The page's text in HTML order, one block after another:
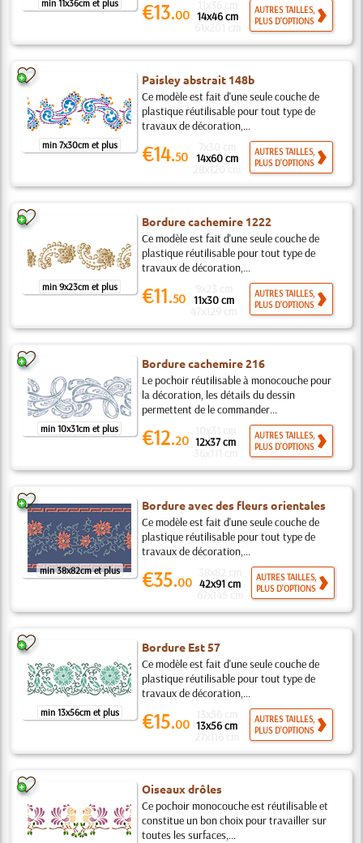
min 11x36cm et plus €13.00 14x46 cm
AUTRES TAILLES,
PLUS D'OPTIONS
min 7x30cm et plus
Paisley abstrait 148b
Ce modèle est fait d'une seule couche de
plastique réutilisable pour tout type de
travaux de décoration,...
€14.50 14x60 cm
AUTRES TAILLES,
PLUS D'OPTIONS
min 9x23cm et plus
Bordure cachemire 1222
Ce modèle est fait d'une seule couche de
plastique réutilisable pour tout type de
travaux de décoration,...
€11.50 11x30 cm
AUTRES TAILLES,
PLUS D'OPTIONS
min 10x31cm et plus
Bordure cachemire 216
Le pochoir réutilisable à monocouche pour
la décoration, les détails du dessin
permettent de le commander...
€12.20 12x37 cm
AUTRES TAILLES,
PLUS D'OPTIONS
min 38x82cm et plus
Bordure avec des fleurs orientales
Ce modèle est fait d'une seule couche de
plastique réutilisable pour tout type de
travaux de décoration,...
€35.00 42x91 cm
AUTRES TAILLES,
PLUS D'OPTIONS
min 13x56cm et plus
Bordure Est 57
Ce modèle est fait d'une seule couche de
plastique réutilisable pour tout type de
travaux de décoration,...
€15.00 13x56 cm
AUTRES TAILLES,
PLUS D'OPTIONS
Oiseaux drôles
Ce pochoir monocouche est réutilisable et
constitue un bon choix pour travailler sur
toutes les surfaces,...